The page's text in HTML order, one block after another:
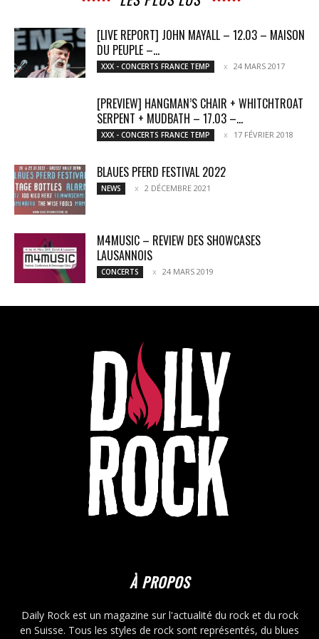
[LIVE REPORT] JOHN MAYALL – 12.03 – MAISON
DU PEUPLE –...
XXX - CONCERTS FRANCE TEMP 24 MARS 2017
[PREVIEW] HANGMAN’S CHAIR + WHITCHTROAT
SERPENT + MUDBATH – 17.03 –...
XXX - CONCERTS FRANCE TEMP 17 FÉVRIER 2018
BLAUES PFERD FESTIVAL 2022
NEWS 2 DÉCEMBRE 2021
M4MUSIC – REVIEW DES SHOWCASES
LAUSANNOIS
CONCERTS 24 MARS 2019
À PROPOS
Daily Rock est un magazine sur l'actualité du rock et du rock
en Suisse. Tous les styles de rock sont représentés, du blues